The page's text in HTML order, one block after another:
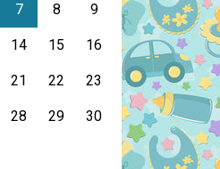
7 8 9
14 15 16
21 22 23
28 29 30